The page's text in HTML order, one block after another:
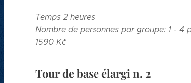
Temps 2 heures
Nombre de personnes par groupe: 1 - 4
1590 Kč
Tour de base élargi n. 2